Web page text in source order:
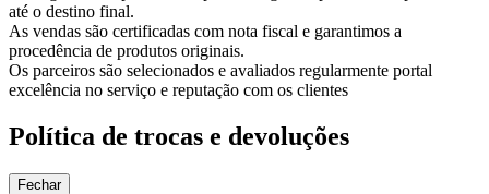
até o destino final.
As vendas são certificadas com nota fiscal e garantimos a
procedência de produtos originais.
Os parceiros são selecionados e avaliados regularmente portal
excelência no serviço e reputação com os clientes
Política de trocas e devoluções
Fechar